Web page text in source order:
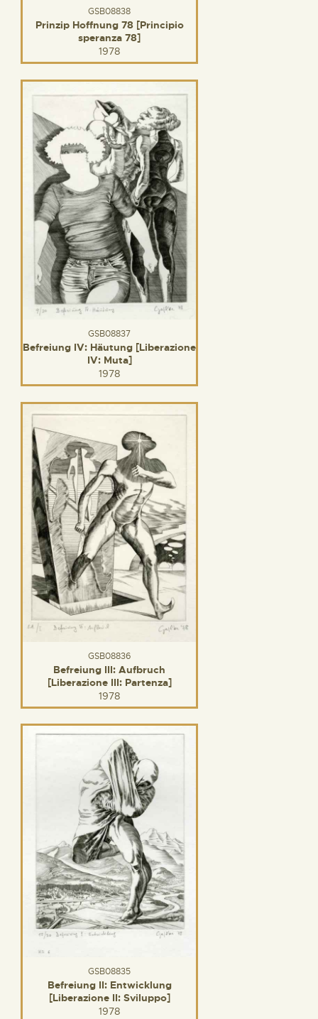
GSB08838
Prinzip Hoffnung 78 [Principio
speranza 78]
1978
GSB08837
Befreiung IV: Häutung [Liberazione
IV: Muta]
1978
GSB08836
Befreiung III: Aufbruch
[Liberazione III: Partenza]
1978
GSB08835
Befreiung II: Entwicklung
[Liberazione II: Sviluppo]
1978